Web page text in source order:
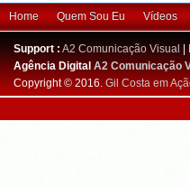
Home Quem Sou Eu Vídeos
Support : A2 Comunicação Visual
Agência DigitalA2 Comunicação
Copyright © 2016. Gil Costa em